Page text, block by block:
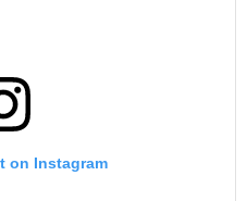
on Instagram